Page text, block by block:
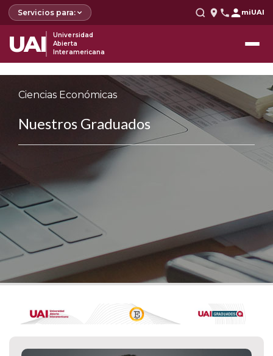
Servicios para: miUAI
UAI
Universidad
Abierta
Interamericana
Ciencias Económicas
Nuestros Graduados